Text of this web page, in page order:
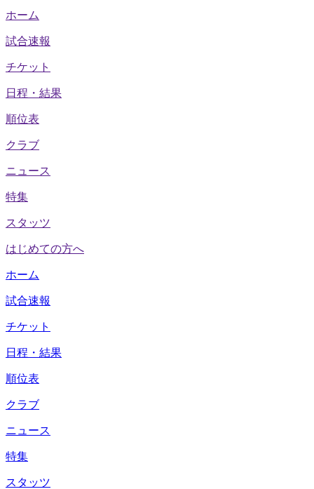
ホーム
試合速報
チケット
日程・結果
順位表
クラブ
ニュース
特集
スタッツ
はじめての方へ
ホーム
試合速報
チケット
日程・結果
順位表
クラブ
ニュース
特集
スタッツ